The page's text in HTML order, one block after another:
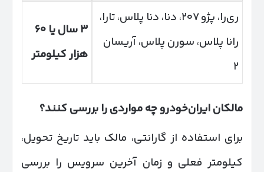
ری‌را، پژو ۲۰۷، دنا، دنا پلاس، تارا،
رانا پلاس، سورن پلاس، آریسان
۲
۳سال یا۶۰
هزار کیلومتر
مالکان ایران‌خودرو چه مواردی را بررسی کنند؟
برای استفاده از گارانتی، مالک باید تاریخ تحویل،
کیلومتر فعلی و زمان آخرین سرویس را بررسی